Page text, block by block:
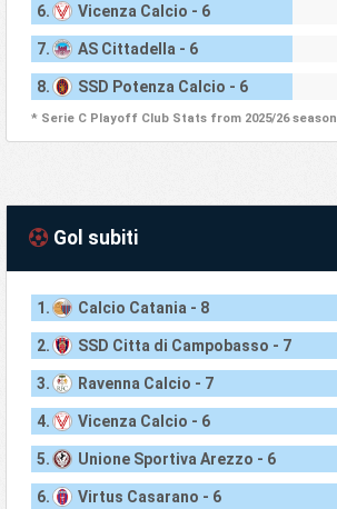
6. Vicenza Calcio - 6
7. AS Cittadella - 6
8. SSD Potenza Calcio - 6
* Serie C Playoff Club Stats from 2025/26 season
Gol subiti
1. Calcio Catania - 8
2. SSD Citta di Campobasso - 7
3. Ravenna Calcio - 7
4. Vicenza Calcio - 6
5. Unione Sportiva Arezzo - 6
6. Virtus Casarano - 6